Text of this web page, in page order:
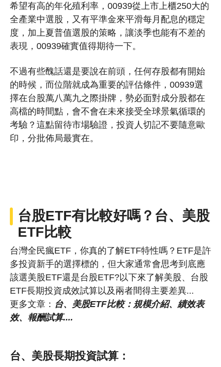
希望有高的年化殖利率，00939從上市上櫃250大的
全產業中選股，又有平準金來平滑每月配息的穩定
度，加上夏普值選股的策略，讓淡季也能有不差的
表現，00939確實值得期待一下。
不過有些醜話還是要說在前頭，任何存股都有開始
的時候，而位階就成為重要的評估條件，00939選
擇在台股萬八萬九之際掛牌，勢必面對成分股都在
高檔的時間點，會不會在未來接受全球景氣循環的
考驗？這點留待市場驗證，投資人切記不要隨意歐
印，分批佈局最實在。
台股ETF有比較好嗎？台、 美股
ETF比較
台灣全民瘋ETF，你真的了解ETF特性嗎？ETF是許
多投資新手的選擇標的，但大家通常會思考到底應
該選美股ETF還是台股ETF?以下來了解美股、台股
ETF長期投資成效試算以及兩者間得主要差異...
更多文章： 台、美股ETF比較：規模介紹、績效表
效、報酬試算....
台、美股長期投資試算：